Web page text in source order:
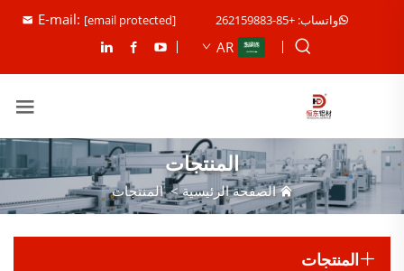
واتساب: +85-262159883 E-mail: [email protected]
AR
المنتجات
الصفحة الرئيسية>المنتجات
المنتجات